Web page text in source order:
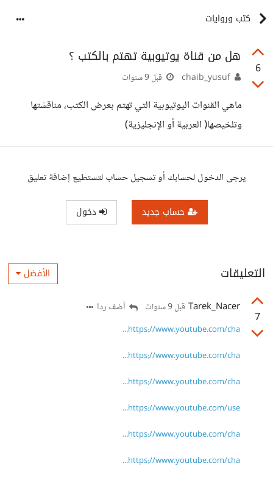
كتب وروايات
6
هل من قناة يوتيوبية تهتم بالكتب ؟
قبل 9 سنوات
ماهي القنوات اليوتيوبية التي تهتم بعرض الكتب، مناقشتها
وتلخيصها( العربية أو الإنجليزية)
يرجى الدخول لحسابك أو تسجيل حساب لتستطيع إضافة تعليق
حساب جديد دخول
التعليقات الأفضل
7
Tarek_Nacer قبل 9 سنوات أضف ردا
https://www.youtube.com/cha...
https://www.youtube.com/cha...
https://www.youtube.com/cha...
https://www.youtube.com/use...
https://www.youtube.com/cha...
https://www.youtube.com/cha...